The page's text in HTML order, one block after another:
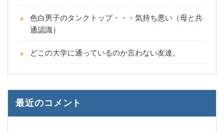
色白男子のタンクトップ・・・気持ち悪い（母と共
通認識）
どこの大学に通っているのか言わない友達。
最近のコメント